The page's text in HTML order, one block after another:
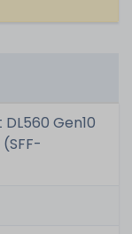
DL560 Gen10